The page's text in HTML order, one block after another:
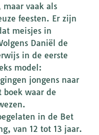
vaak als
feesten. Er zijn
meisjes in
Daniël de
in de eerste
model:
jongens naar
boek waar de
in de Bet
van 12 tot 13 jaar.